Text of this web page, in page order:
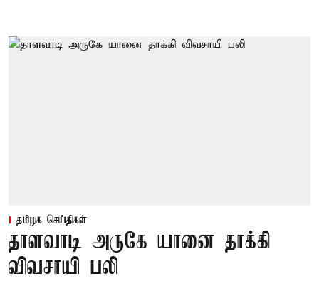
தமிழக செய்திகள்
தாளவாடி அருகே யானை தாக்கி
விவசாயி பலி